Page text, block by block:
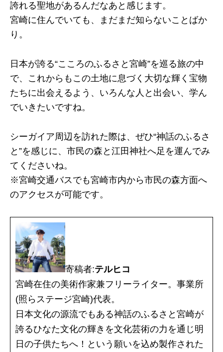
誇れる聖地があるんだなあと感じます。
宮崎に住んでいても、まだまだ知らないことばか
り。
日本が誇る“こころのふるさと宮崎”を巡る旅の中
で、これからもこの土地に息づく大切な輝く宝物
たちに出会えるよう、いろんな人と出会い、学ん
でいきたいですね。
シーガイア周辺を訪れた際は、ぜひ“神話のふるさ
と”を感じに、市民の森と江田神社へ足を運んでみ
てくださいね。
※宮崎交通バスでも宮崎市内から市民の森方面へ
のアクセスが可能です。
寄稿者:テルヒコ
宮崎在住の美術作家兼フリーライター。事業所
(照らステージ宮崎)代表。
日本文化の源流でもある神話のふるさと宮崎が
誇るひなた文化の輝きを文化芸術の力を通じ明
日の子供たちへ！という願いを込め製作された